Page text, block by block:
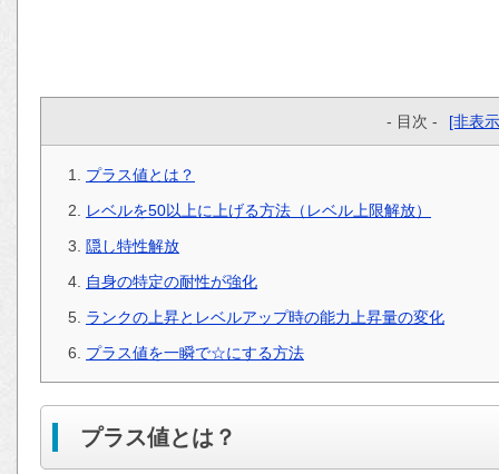
- 目次 - [非表
プラス値とは？
レベルを50以上に上げる方法（レベル上限解放）
隠し特性解放
自身の特定の耐性が強化
ランクの上昇とレベルアップ時の能力上昇量の変化
プラス値を一瞬で☆にする方法
プラス値とは？